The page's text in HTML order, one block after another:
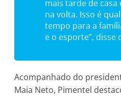
mais tarde de casa
na volta. Isso é
tempo para a
e o esporte”, disse
Acompanhado do
Maia Neto, Pimentel